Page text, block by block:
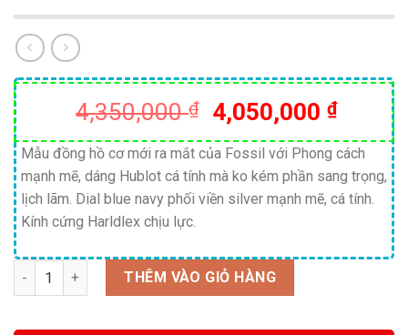
4,350,000₫
Giá
gốc
là:
4,350,000 ₫.
4,050,000 ₫Giá
hiện
tại
là:
Mẫu đồng hồ cơ mới ra mắt của Fossil với Phong cách
mạnh mẽ, dáng Hublot cá tính mà ko kém phần sang trọng,
lịch lãm. Dial blue navy phối viền silver mạnh mẽ, cá tính.
Kính cứng Harldlex chịu lực.
Số lượng THÊM VÀO GIỎ HÀNG